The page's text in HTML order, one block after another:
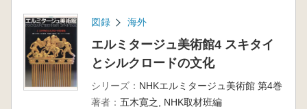
図録 海外
エルミタージュ美術館4 スキタイ
とシルクロードの文化
シリーズ： NHKエルミタージュ美術館 第4巻
著者： 五木寛之, NHK取材班編